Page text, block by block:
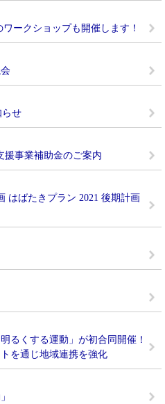
ークショップも開催します！
せ
援事業補助金のご案内
はばたきプラン 2021 後期計画
るくする運動」が初合同開催！
を通じ地域連携を強化